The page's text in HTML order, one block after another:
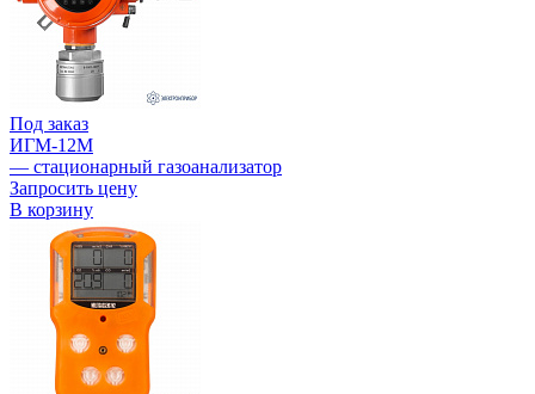
Под заказ
ИГМ-12М
— стационарный газоанализатор
Запросить цену
В корзину